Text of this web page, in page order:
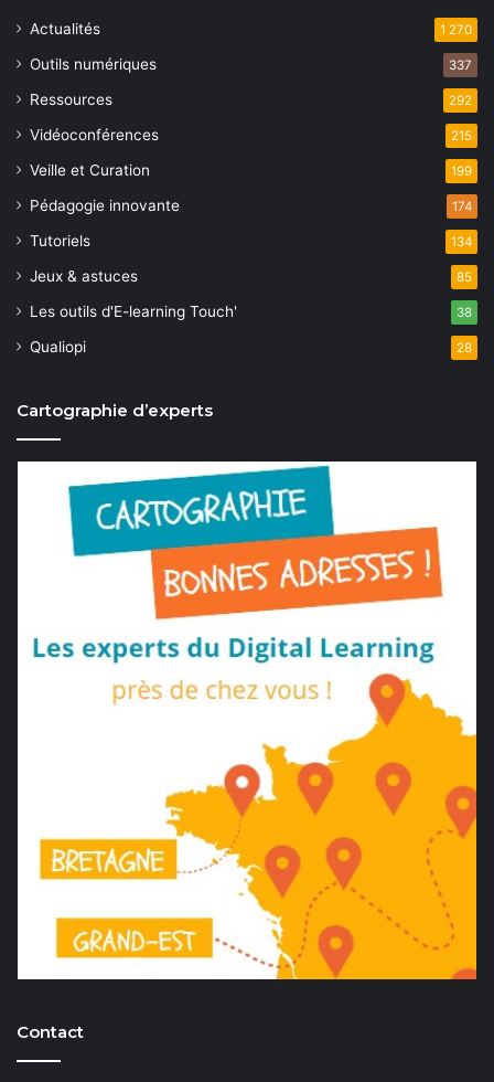
Actualités 1 270
Outils numériques 337
Ressources 292
Vidéoconférences 215
Veille et Curation 199
Pédagogie innovante 174
Tutoriels 134
Jeux & astuces 85
Les outils d'E-learning Touch' 38
Qualiopi 28
Cartographie d’experts
Contact